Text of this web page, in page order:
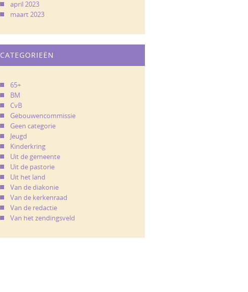
april 2023
maart 2023
CATEGORIEËN
65+
BM
CvB
Gebouwencommissie
Geen categorie
Jeugd
Kinderkring
Uit de gemeente
Uit de pastorie
Uit het land
Van de diakonie
Van de kerkenraad
Van de redactie
Van het zendingsveld